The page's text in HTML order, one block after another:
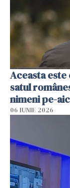
Aceasta
satul
nimeni pe-
06 IUNIE 2026